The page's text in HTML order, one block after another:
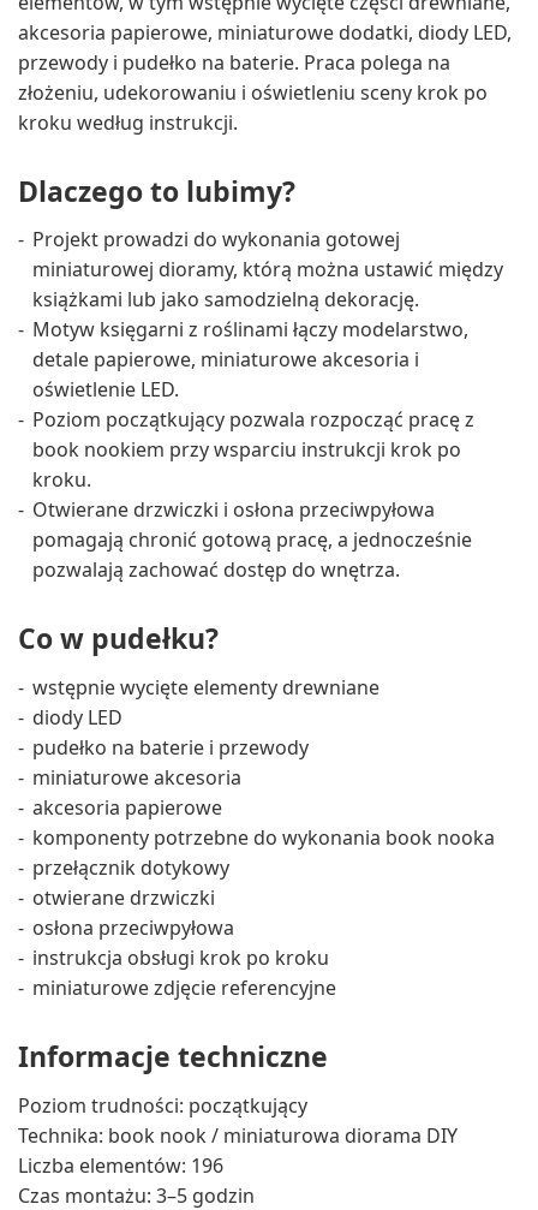
akcesoria papierowe, miniaturowe dodatki, diody LED,
przewody i pudełko na baterie. Praca polega na
złożeniu, udekorowaniu i oświetleniu sceny krok po
kroku według instrukcji.
Dlaczego to lubimy?
Projekt prowadzi do wykonania gotowej
miniaturowej dioramy, którą można ustawić między
książkami lub jako samodzielną dekorację.
Motyw księgarni z roślinami łączy modelarstwo,
detale papierowe, miniaturowe akcesoria i
oświetlenie LED.
Poziom początkujący pozwala rozpocząć pracę z
book nookiem przy wsparciu instrukcji krok po
kroku.
Otwierane drzwiczki i osłona przeciwpyłowa
pomagają chronić gotową pracę, a jednocześnie
pozwalają zachować dostęp do wnętrza.
Co w pudełku?
wstępnie wycięte elementy drewniane
diody LED
pudełko na baterie i przewody
miniaturowe akcesoria
akcesoria papierowe
komponenty potrzebne do wykonania book nooka
przełącznik dotykowy
otwierane drzwiczki
osłona przeciwpyłowa
instrukcja obsługi krok po kroku
miniaturowe zdjęcie referencyjne
Informacje techniczne
Poziom trudności: początkujący
Technika: book nook / miniaturowa diorama DIY
Liczba elementów: 196
Czas montażu: 3–5 godzin